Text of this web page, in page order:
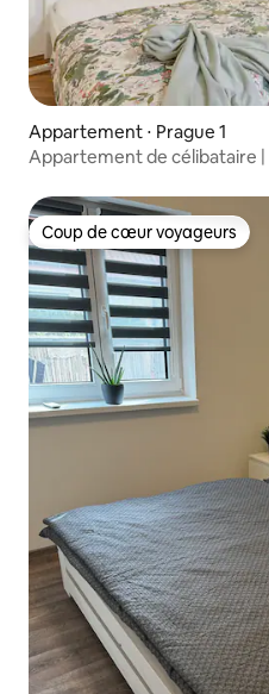
Appartement ⋅ Prague 1
Appartement de célibataire
Coup de cœur voyageurs
Coup de cœur voyageurs